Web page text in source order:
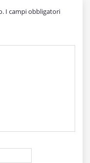
I campi obbligatori